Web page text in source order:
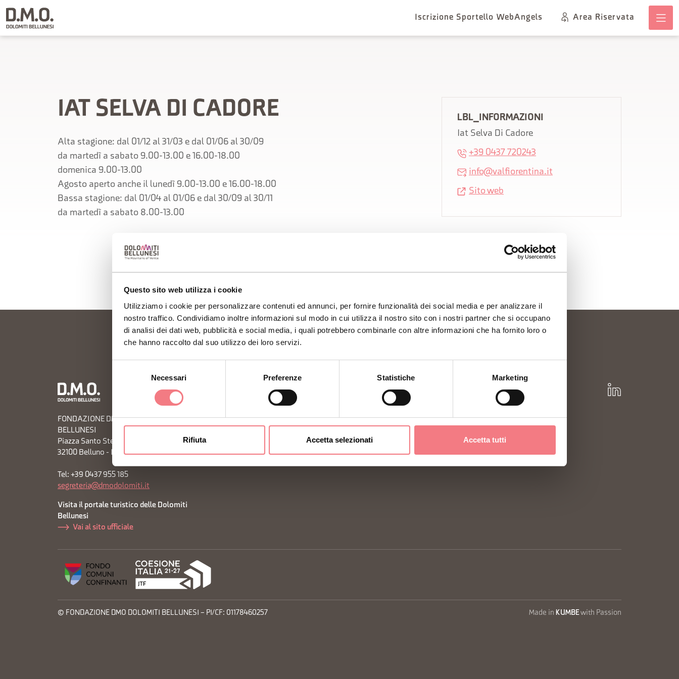
Questo sito web utilizza i cookie
Utilizziamo i cookie per personalizzare contenuti ed annunci, per fornire funzionalità dei social media e per analizzare il
nostro traffico. Condividiamo inoltre informazioni sul modo in cui utilizza il nostro sito con i nostri partner che si occupano
di analisi dei dati web, pubblicità e social media, i quali potrebbero combinarle con altre informazioni che ha fornito loro o
che hanno raccolto dal suo utilizzo dei loro servizi.
Necessari Preferenze Statistiche Marketing
Rifiuta Accetta selezionati Accetta tutti
Iscrizione Sportello WebAngels Area Riservata
IAT SELVA DI CADORE
Alta stagione: dal 01/12 al 31/03 e dal 01/06 al 30/09
da martedì a sabato 9.00-13.00 e 16.00-18.00
domenica 9.00-13.00
Agosto aperto anche il lunedì 9.00-13.00 e 16.00-18.00
Bassa stagione: dal 01/04 al 01/06 e dal 30/09 al 30/11
da martedì a sabato 8.00-13.00
LBL_INFORMAZIONI
Iat Selva Di Cadore
+39 0437 720243
info@valfiorentina.it
Sito web
FONDAZIONE DMO DOLOMITI
BELLUNESI
Piazza Santo Stefano 15/17
32100 Belluno - Italia
Tel: +39 0437 955 185
segreteria@dmodolomiti.it
Visita il portale turistico delle Dolomiti
Bellunesi
Vai al sito ufficiale
Informativa Privacy
Richiesta informazioni
© FONDAZIONE DMO DOLOMITI BELLUNESI – PI/CF: 01178460257 Made in KUMBEwith Passion